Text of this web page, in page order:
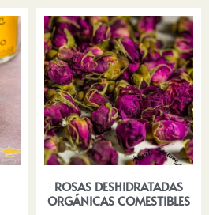
ROSAS DESHIDRATADAS
ORGÁNICAS COMESTIBLES